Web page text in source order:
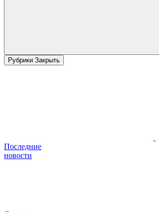
Рубрики Закрыть
Последние
новости